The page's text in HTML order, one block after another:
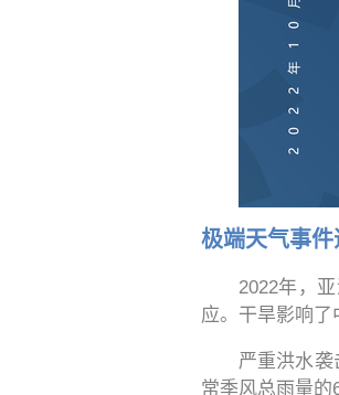
极端天气事
2022年，
应。干旱影响了
严重洪水
常季风总雨量的